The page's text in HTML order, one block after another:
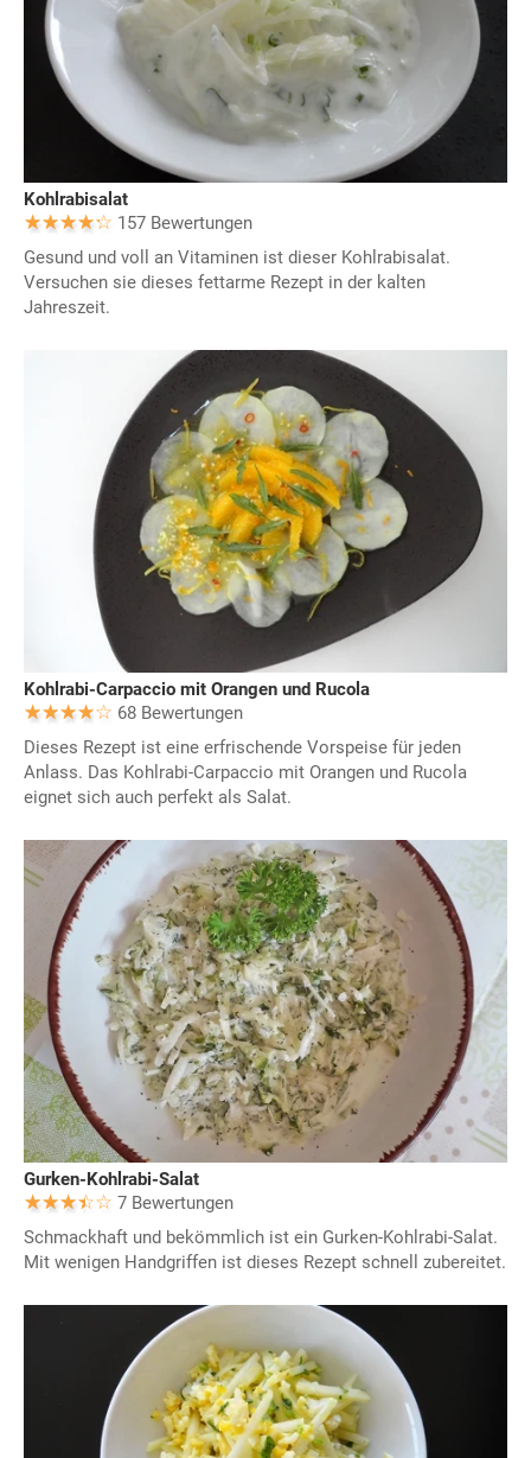
Kohlrabisalat
157 Bewertungen
Gesund und voll an Vitaminen ist dieser Kohlrabisalat.
Versuchen sie dieses fettarme Rezept in der kalten
Jahreszeit.
Kohlrabi-Carpaccio mit Orangen und Rucola
68 Bewertungen
Dieses Rezept ist eine erfrischende Vorspeise für jeden
Anlass. Das Kohlrabi-Carpaccio mit Orangen und Rucola
eignet sich auch perfekt als Salat.
Gurken-Kohlrabi-Salat
7 Bewertungen
Schmackhaft und bekömmlich ist ein Gurken-Kohlrabi-Salat.
Mit wenigen Handgriffen ist dieses Rezept schnell zubereitet.